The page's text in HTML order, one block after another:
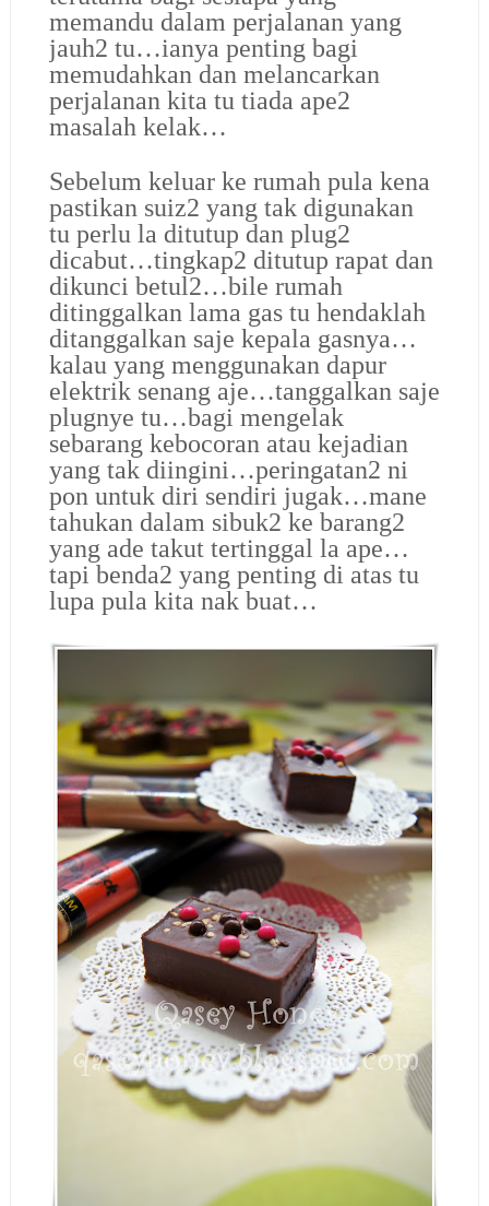
memandu dalam perjalanan yang
jauh2 tu…ianya penting bagi
memudahkan dan melancarkan
perjalanan kita tu tiada ape2
masalah kelak…
Sebelum keluar ke rumah pula kena
pastikan suiz2 yang tak digunakan
tu perlu la ditutup dan plug2
dicabut…tingkap2 ditutup rapat dan
dikunci betul2…bile rumah
ditinggalkan lama gas tu hendaklah
ditanggalkan saje kepala gasnya…
kalau yang menggunakan dapur
elektrik senang aje…tanggalkan saje
plugnye tu…bagi mengelak
sebarang kebocoran atau kejadian
yang tak diingini…peringatan2 ni
pon untuk diri sendiri jugak…mane
tahukan dalam sibuk2 ke barang2
yang ade takut tertinggal la ape…
tapi benda2 yang penting di atas tu
lupa pula kita nak buat…